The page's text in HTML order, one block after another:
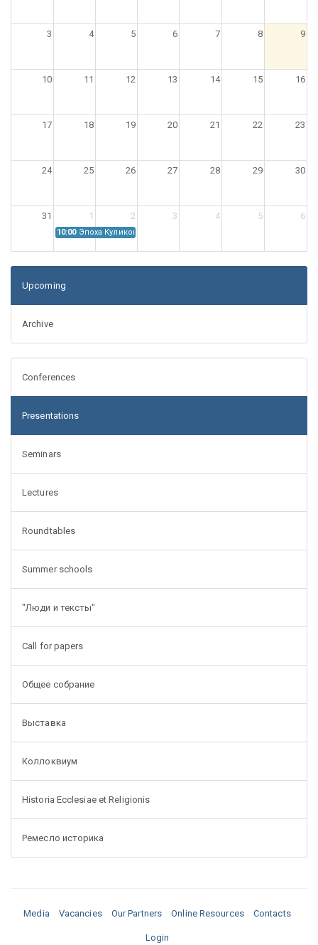
3 4 5 6 7 8 9
10 11 12 13 14 15 16
17 18 19 20 21 22 23
24 25 26 27 28 29 30
31 1 2 3 4 5 6
10:00 Эпоха Куликовской битвы: Проблемы источниковедения
Upcoming
Archive
Conferences
Presentations
Seminars
Lectures
Roundtables
Summer schools
"Люди и тексты"
Call for papers
Общее собрание
Выставка
Коллоквиум
Historia Ecclesiae et Religionis
Ремесло историка
Media Vacancies Our Partners Online Resources Contacts
Login